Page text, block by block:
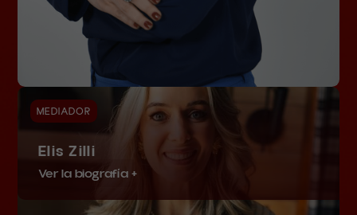
Elis Zilli
Ver la biografía +
MEDIADOR